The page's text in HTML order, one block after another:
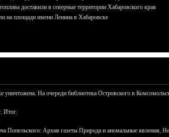
доставили в северные территории Хабаровского края
на площади имени Ленина в Хабаровске
уничтожена. На очереди библиотека Островского в
Итог.
Попельского: Архив газеты Природа и аномальные явления,